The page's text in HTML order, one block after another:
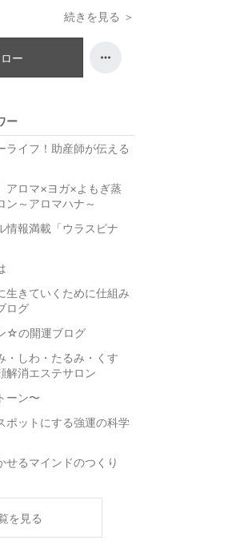
続きを見る ＞
ー
ー
ライフ！助産師が伝える
アロマ×ヨガ×よもぎ蒸
ン～アロマハナ～
情報満載「ウラスピナ
生きていくために仕組み
ログ
☆の開運ブログ
・しわ・たるみ・くす
解消エステサロン
ーン〜
ポットにする強運の科学
せるマインドのつくり
を見る